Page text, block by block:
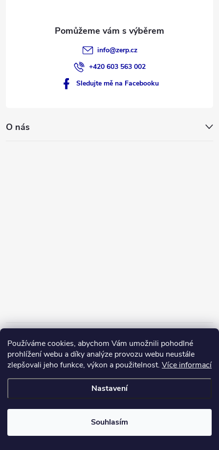
Používáme cookies, abychom Vám umožnili pohodlné
prohlížení webu a díky analýze provozu webu neustále
zlepšovali jeho funkce, výkon a použitelnost. Více informací
Nastavení
Souhlasím
info@zerp.cz
+420 603 563 002
Sledujte mě na Facebooku
O nás
Copyright 2026ZERP Rybářské potřeby. Všechna práva vyhrazena.